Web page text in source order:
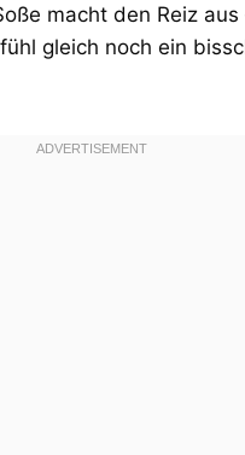
macht den Reiz aus
gleich noch ein